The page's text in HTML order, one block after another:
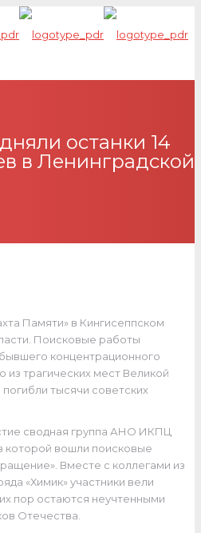
останки 14
в Ленинградской
Памяти» в Кингисеппском
Поисковые работы
концентрационного
из трагических мест Великой
тысячи советских
сводная группа АНО ИКПЦ
которой вошли поисковые
Вместе с коллегами из
«Химик» участники вели
пор остаются неучтенными
Отечества.